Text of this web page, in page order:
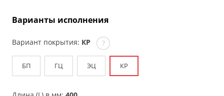
Варианты исполнения
Вариант покрытия: КР ?
БП ГЦ ЭЦ КР